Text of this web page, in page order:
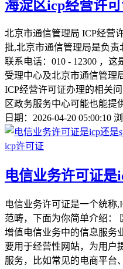
海淀区icp经营许
北京市通信管理局 ICP经营
批,北京市通信管理局是负责
联系电话：010 - 12300 ，
受理中心及北京市通信管理
ICP经营许可证办理的相关
区政务服务中心可能也能提
日期：2026-04-20 05:00:10
icp许可证
电信业务许可证是
电信业务许可证是一个统称
范畴，下面为你简单介绍：
增值电信业务中的信息服务
要用于经营性网站，为用户
服务，比如常见的电商平台